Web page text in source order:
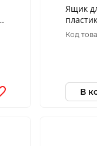
Ящик
см)
Код
В